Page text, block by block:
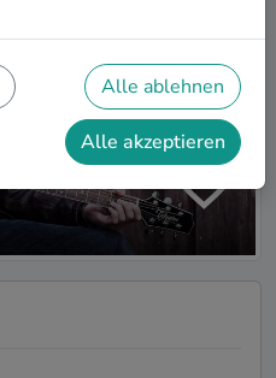
Alle ablehnen
Alle akzeptieren